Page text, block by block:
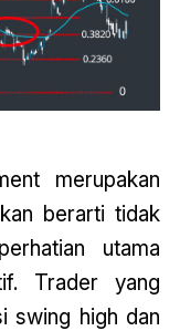
merupakan
berarti tidak
utama
Trader yang
swing high dan